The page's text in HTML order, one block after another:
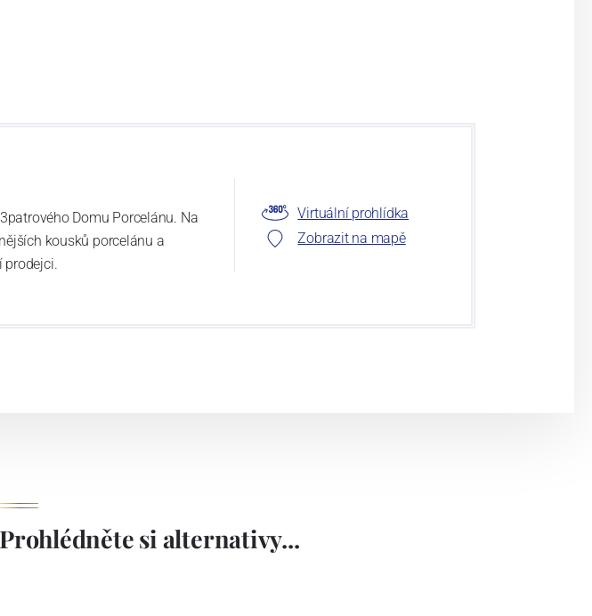
Domu Porcelánu. Na
kousků porcelánu a
prodejci.
Virtuální prohlídka
Zobrazit na mapě
si alternativy...